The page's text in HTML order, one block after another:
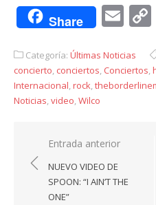
Share
Categoría: Últimas Noticias
concierto, conciertos, Conciertos,
Internacional,rock,
Noticias,video,Wilco
Navegación
de
entradas
Entrada anterior
NUEVO VIDEO DE
SPOON: “I AIN’T THE
ONE”